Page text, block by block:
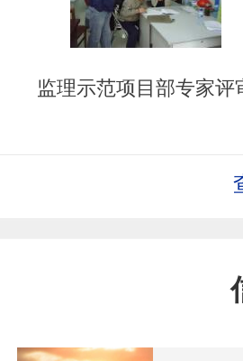
监理示范项目部专家评